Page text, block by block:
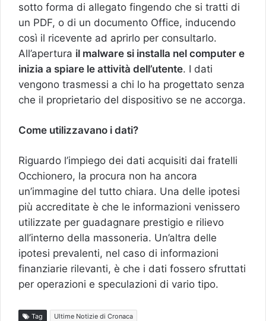
sotto forma di allegato fingendo che si tratti di
un PDF, o di un documento Office, inducendo
così il ricevente ad aprirlo per consultarlo.
All’apertura il malware si installa nel computer e
inizia a spiare le attività dell’utente. I dati
vengono trasmessi a chi lo ha progettato senza
che il proprietario del dispositivo se ne accorga.
Come utilizzavano i dati?
Riguardo l’impiego dei dati acquisiti dai fratelli
Occhionero, la procura non ha ancora
un’immagine del tutto chiara. Una delle ipotesi
più accreditate è che le informazioni venissero
utilizzate per guadagnare prestigio e rilievo
all’interno della massoneria. Un’altra delle
ipotesi prevalenti, nel caso di informazioni
finanziarie rilevanti, è che i dati fossero sfruttati
per operazioni e speculazioni di vario tipo.
Tag Ultime Notizie di Cronaca